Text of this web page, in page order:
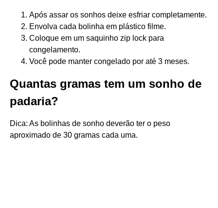
Após assar os sonhos deixe esfriar completamente.
Envolva cada bolinha em plástico filme.
Coloque em um saquinho zip lock para
congelamento.
Você pode manter congelado por até 3 meses.
Quantas gramas tem um sonho de
padaria?
Dica: As bolinhas de sonho deverão ter o peso
aproximado de 30 gramas cada uma.